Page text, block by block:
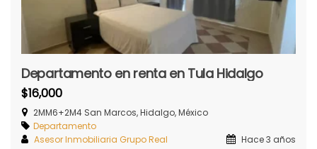
Departamento en renta en Tula Hidalgo
$16,000
2MM6+2M4 San Marcos, Hidalgo, México
Departamento
Asesor Inmobiliaria Grupo Real
Hace 3 años